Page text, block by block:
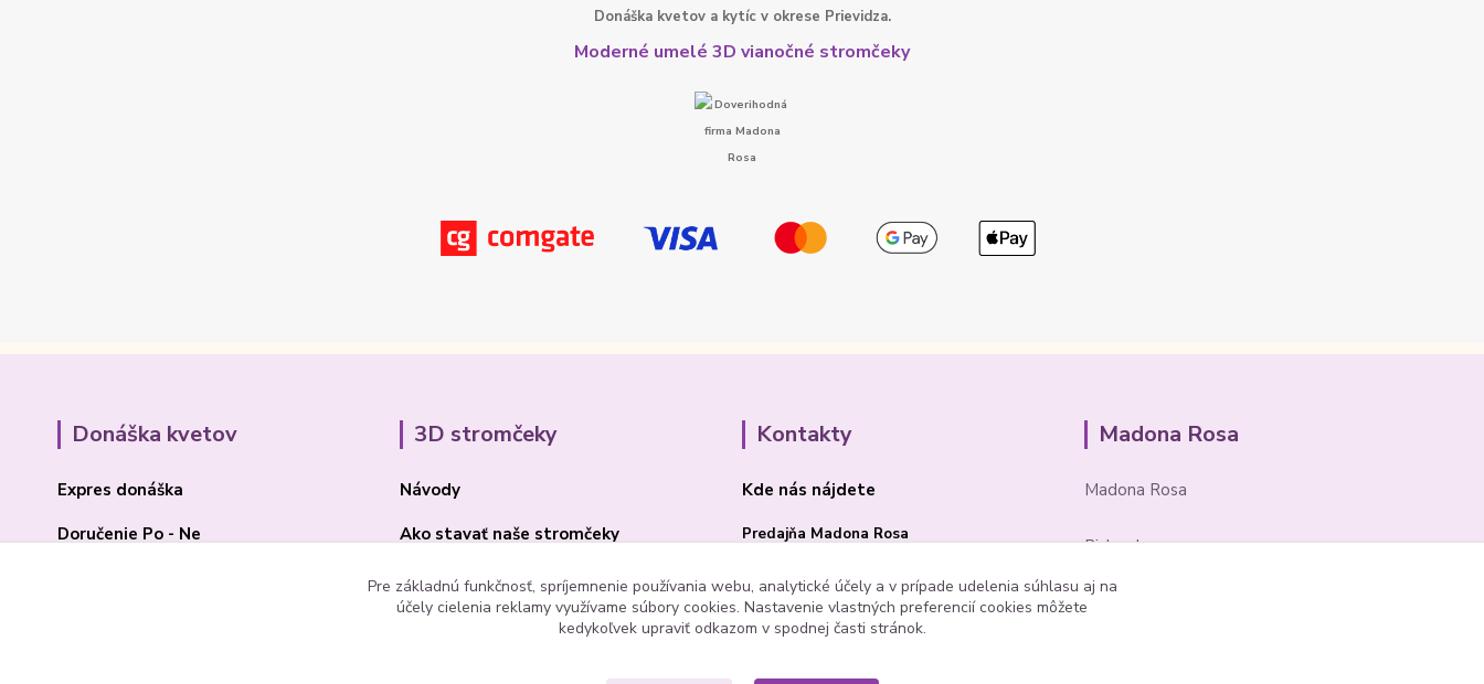
Donáška kvetov a kytíc v okrese Prievidza.
Moderné umelé 3D vianočné stromčeky
Donáška kvetov
Expres donáška
Doručenie Po - Ne
3D stromčeky
Návody
Ako stavať naše stromčeky
BLOG 3D
Akcia 2025
Kontakty
Kde nás nájdete
Predajňa Madona Rosa
PRIEVIDZA 97101
Madona Rosa
Madona Rosa
Richard
+421 905 276 211
Pre základnú funkčnosť, spríjemnenie používania webu, analytické účely a v prípade udelenia súhlasu aj na
účely cielenia reklamy využívame súbory cookies. Nastavenie vlastných preferencií cookies môžete
kedykoľvek upraviť odkazom v spodnej časti stránok.